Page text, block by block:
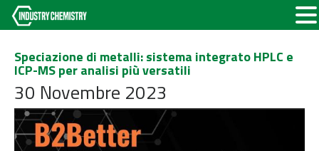
Speciazione di metalli: sistema integrato HPLC e
ICP-MS per analisi più versatili
30 Novembre 2023